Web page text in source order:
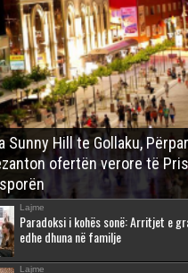
Sunny Hill te Gollaku,
ofertën verore të
Lajme
Paradoksi i kohës sonë: Arritjet e
edhe dhuna në familje
Lajme